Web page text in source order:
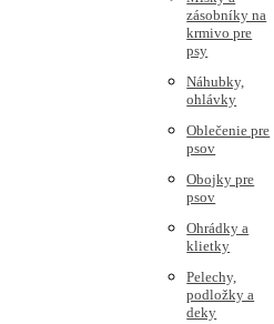
zásobníky na
krmivo pre
psy
Náhubky,
ohlávky
Oblečenie pre
psov
Obojky pre
psov
Ohrádky a
klietky
Pelechy,
podložky a
deky